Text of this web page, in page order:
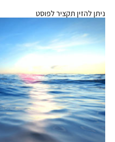
ניתן להזין תקציר לפוסט